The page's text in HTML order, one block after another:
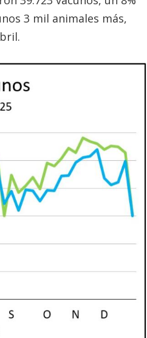
3 mil animales más,